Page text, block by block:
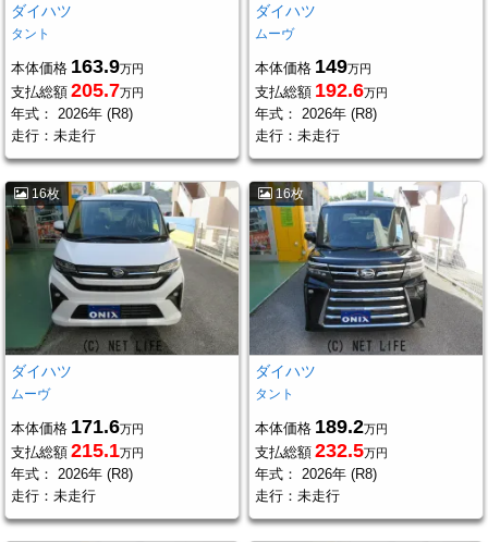
ダイハツ
タント
本体価格 163.9万円
支払総額 205.7万円
年式：
2026年 (R8)
走行：未走行
ダイハツ
ムーヴ
本体価格 149万円
支払総額 192.6万円
年式：
2026年 (R8)
走行：未走行
16枚
ダイハツ
ムーヴ
本体価格 171.6万円
支払総額 215.1万円
年式： 2026年 (R8)
走行：未走行
16枚
ダイハツ
タント
本体価格 189.2万円
支払総額 232.5万円
年式： 2026年 (R8)
走行：未走行